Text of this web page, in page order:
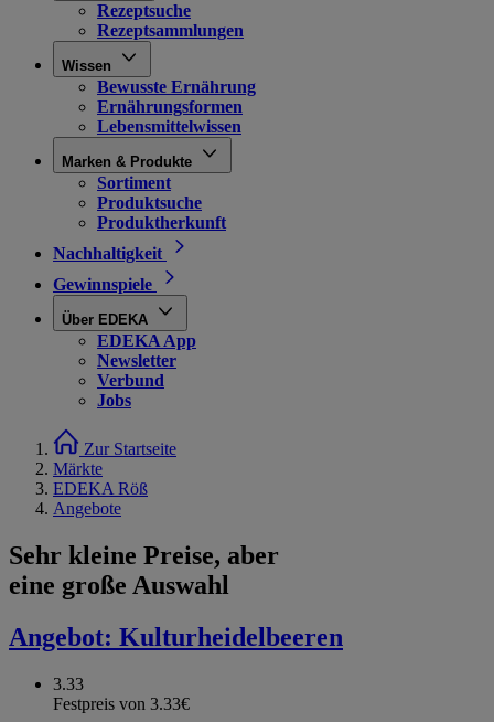
Rezeptsuche
Rezeptsammlungen
Wissen
Bewusste Ernährung
Ernährungsformen
Lebensmittelwissen
Marken & Produkte
Sortiment
Produktsuche
Produktherkunft
Nachhaltigkeit
Gewinnspiele
Über EDEKA
EDEKA App
Newsletter
Verbund
Jobs
Zur Startseite
Märkte
EDEKA Röß
Angebote
Sehr kleine Preise, aber
eine große Auswahl
Angebot: Kulturheidelbeeren
3.33
Festpreis von 3.33€